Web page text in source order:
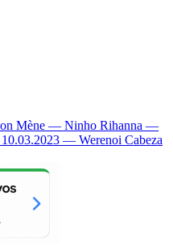
Mène — Ninho Rihanna —
10.03.2023 — Werenoi Cabeza